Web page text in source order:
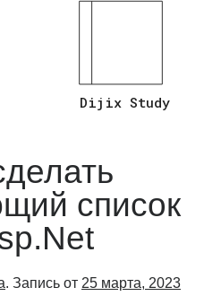
Core
Dijix Study
список
. Запись от 25 марта, 2023